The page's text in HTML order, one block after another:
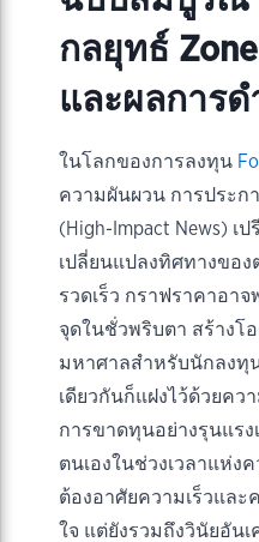
กลยุทธ์
และผลการด
ในโลกของการลงทุน
ความผันผวน การประก
(High-Impact News) เ
เปลี่ยนแปลงทิศทางของ
รวดเร็ว กราฟราคาอา
จุดในชั่วพริบตา สร้างโ
มหาศาลสำหรับนักลง
เดียวกันก็แฝงไว้ด้วยคว
การขาดทุนอย่างรุนแรง
ตนเองในช่วงเวลาแห่ง
ต้องอาศัยความเร็วแล
ใจ แต่ยังรวมถึงวินัยอัน